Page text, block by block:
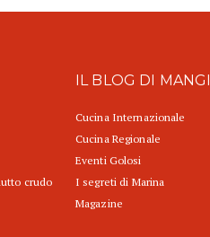
crudo
IL BLOG DI
Cucina Internazionale
Cucina Regionale
Eventi Golosi
I segreti di Marina
Magazine